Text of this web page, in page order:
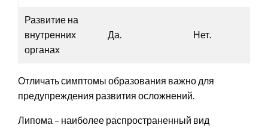
Развитие на
внутренних
органах
Да. Нет.
Отличать симптомы образования важно для
предупреждения развития осложнений.
Липома – наиболее распространенный вид